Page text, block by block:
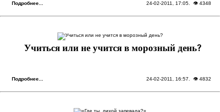
Подробнее... 24-02-2011, 17:05 . 👁 4348
Учиться или не учится в морозный день?
Подробнее... 24-02-2011, 16:57 . 👁 4832